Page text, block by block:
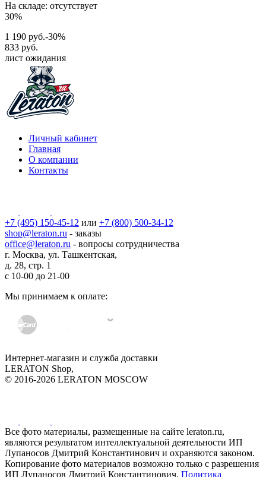
На складе: отсутствует
30%
1 190 руб.-30%
833 руб.
лист ожидания
Личный кабинет
Главная
О компании
Контакты
+7 (495) 150-45-12 или +7 (800) 500-34-12
shop@leraton.ru - заказы
office@leraton.ru - вопросы сотрудничества
г. Москва, ул. Ташкентская,
д. 28, стр. 1
с 10-00 до 21-00
Мы принимаем к оплате:
Интернет-магазин и служба доставки
LERATON Shop,
© 2016-2026 LERATON MOSCOW
Все фото материалы, размещенные на сайте leraton.ru,
являются результатом интеллектуальной деятельности ИП
Лупаносов Дмитрий Константинович и охраняются законом.
Копирование фото материалов возможно только с разрешения
ИП Лупаносов Дмитрий Константинович. Политика